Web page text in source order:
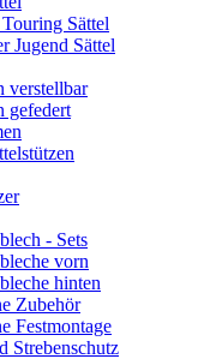
Sättel
Jugend Sättel
verstellbar
gefedert
- Sets
vorn
hinten
Zubehör
Festmontage
Strebenschutz